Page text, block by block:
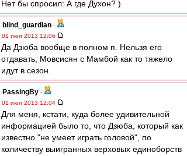
Нет бы спросил: А где Духон? )
blind_guardian -
01 июл 2013 12:06
Да Дзюба вообще в полном п. Нельзя его
отдавать, Мовсисян с Мамбой как то тяжело
идут в сезон.
PassingBy -
01 июл 2013 12:04
Для меня, кстати, куда более удивительной
информацией было то, что Дзюба, который как
известно "не умеет играть головой", по
количеству выигранных верховых единоборств